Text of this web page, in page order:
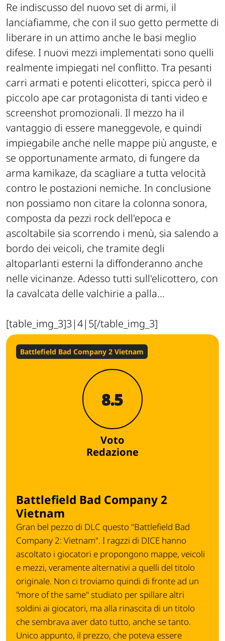
Re indiscusso del nuovo set di armi, il
lanciafiamme, che con il suo getto permette di
liberare in un attimo anche le basi meglio
difese. I nuovi mezzi implementati sono quelli
realmente impiegati nel conflitto. Tra pesanti
carri armati e potenti elicotteri, spicca però il
piccolo ape car protagonista di tanti video e
screenshot promozionali. Il mezzo ha il
vantaggio di essere maneggevole, e quindi
impiegabile anche nelle mappe più anguste, e
se opportunamente armato, di fungere da
arma kamikaze, da scagliare a tutta velocità
contro le postazioni nemiche. In conclusione
non possiamo non citare la colonna sonora,
composta da pezzi rock dell'epoca e
ascoltabile sia scorrendo i menù, sia salendo a
bordo dei veicoli, che tramite degli
altoparlanti esterni la diffonderanno anche
nelle vicinanze. Adesso tutti sull'elicottero, con
la cavalcata delle valchirie a palla...
[table_img_3]3|4|5[/table_img_3]
Battlefield Bad Company 2 Vietnam
8.5
Voto
Redazione
Battlefield Bad Company 2
Vietnam
Gran bel pezzo di DLC questo "Battlefield Bad
Company 2: Vietnam". I ragzzi di DICE hanno
ascoltato i giocatori e propongono mappe, veicoli
e mezzi, veramente alternativi a quelli del titolo
originale. Non ci troviamo quindi di fronte ad un
"more of the same" studiato per spillare altri
soldini ai giocatori, ma alla rinascita di un titolo
che sembrava aver dato tutto, anche se tanto.
Unico appunto, il prezzo, che poteva essere